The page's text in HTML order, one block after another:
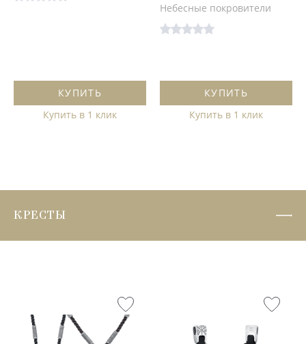
КУПИТЬ
Купить в 1 клик
Небесные покровители
КУПИТЬ
Купить в 1 клик
КРЕСТЫ